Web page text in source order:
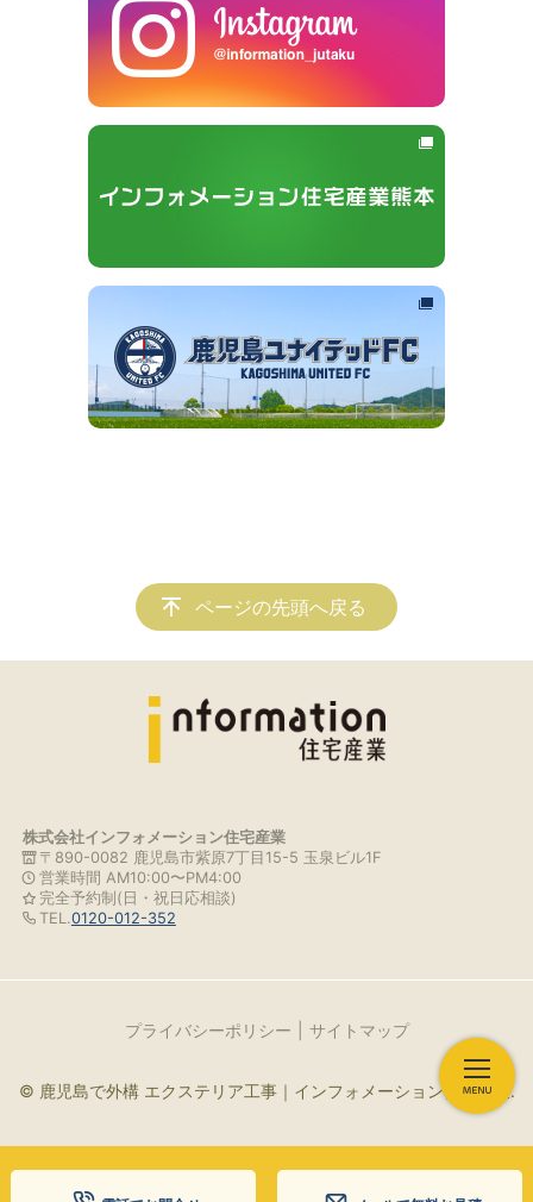
ページの先頭へ戻る
株式会社インフォメーション住宅産業
〒890-0082 鹿児島市紫原7丁目15-5 玉泉ビル1F
営業時間 AM10:00〜PM4:00
完全予約制(日・祝日応相談)
TEL.0120-012-352
プライバシーポリシー サイトマップ
© 鹿児島で外構 エクステリア工事｜インフォメーション住宅産業.